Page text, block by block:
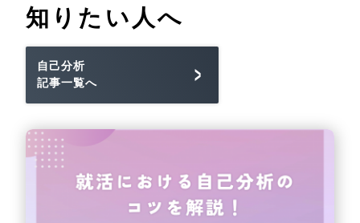
知りたい人へ
自己分析
記事一覧へ